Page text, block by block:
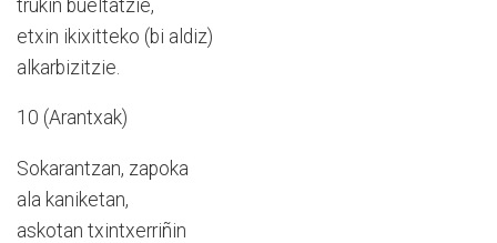
trukin bueltatzie,
etxin ikixitteko (bi aldiz)
alkarbizitzie.
10 (Arantxak)
Sokarantzan, zapoka
ala kaniketan,
askotan txintxerriñin